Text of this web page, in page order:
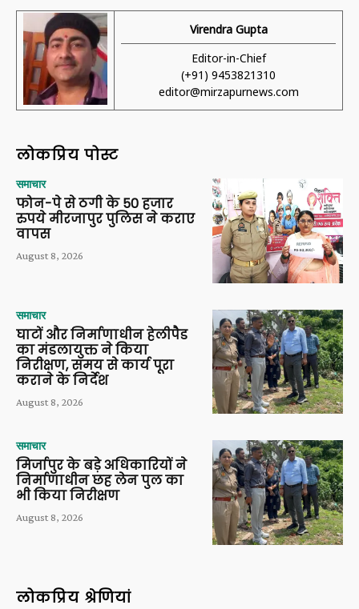
Virendra Gupta
Editor-in-Chief
(+91) 9453821310
editor@mirzapurnews.com
लोकप्रिय पोस्ट
समाचार
फोन-पे से ठगी के 50 हजार
रुपये मीरजापुर पुलिस ने कराए
वापस
August 8, 2026
समाचार
घाटों और निर्माणाधीन हेलीपैड
का मंडलायुक्त ने किया
निरीक्षण, समय से कार्य पूरा
कराने के निर्देश
August 8, 2026
समाचार
मिर्जापुर के बड़े अधिकारियों ने
निर्माणाधीन छह लेन पुल का
भी किया निरीक्षण
August 8, 2026
लोकप्रिय श्रेणियां